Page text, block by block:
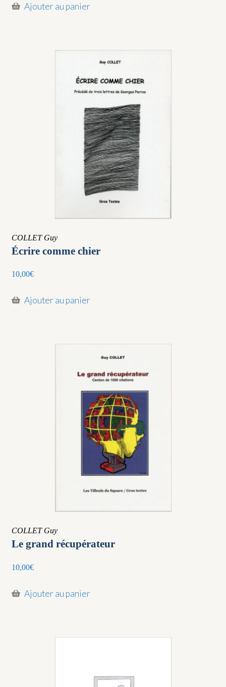
Ajouter au panier
COLLET Guy
Écrire comme chier
10,00€
Ajouter au panier
COLLET Guy
Le grand récupérateur
10,00€
Ajouter au panier